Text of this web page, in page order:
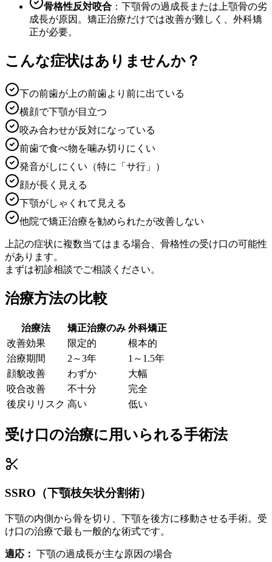
骨格性反対咬合 ：下顎骨の過成長または上顎骨の劣
成長が原因。矯正治療だけでは改善が難しく、外科矯
正が必要。
こんな症状はありませんか？
下の前歯が上の前歯より前に出ている
横顔で下顎が目立つ
咬み合わせが反対になっている
前歯で食べ物を噛み切りにくい
発音がしにくい（特に「サ行」）
顔が長く見える
下顎がしゃくれて見える
他院で矯正治療を勧められたが改善しない
上記の症状に複数当てはまる場合、骨格性の受け口の可能性
があります。
まずは初診相談でご相談ください。
治療方法の比較
治療法 矯正治療のみ 外科矯正
改善効果
限定的
根本的
治療期間
2～3年
1～1.5年
顔貌改善
わずか
大幅
咬合改善
不十分
完全
後戻りリスク 高い 低い
受け口の治療に用いられる手術法
SSRO（下顎枝矢状分割術）
下顎の内側から骨を切り、下顎を後方に移動させる手術。受
け口の治療で最も一般的な術式です。
適応： 下顎の過成長が主な原因の場合